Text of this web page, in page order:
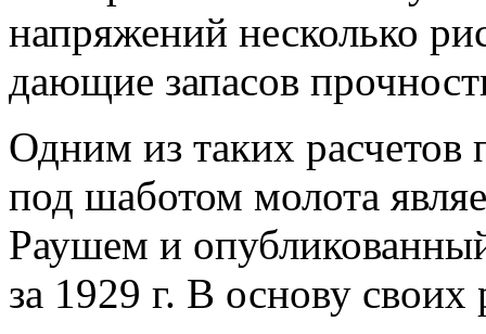
напряжений несколько
дающие запасов
Одним из таких
под шаботом молота
Раушем и
за 1929 г. В основу